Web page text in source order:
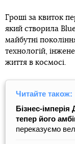
Гроші за квиток
який створила
майбутні
технологій,
життя в космосі.
Читайте також:
Бізнес-
тепер його
переказуємо